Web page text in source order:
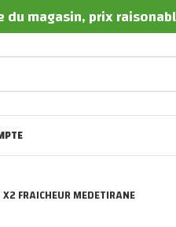
magasin, prix
FRAICHEUR MEDETIRANE